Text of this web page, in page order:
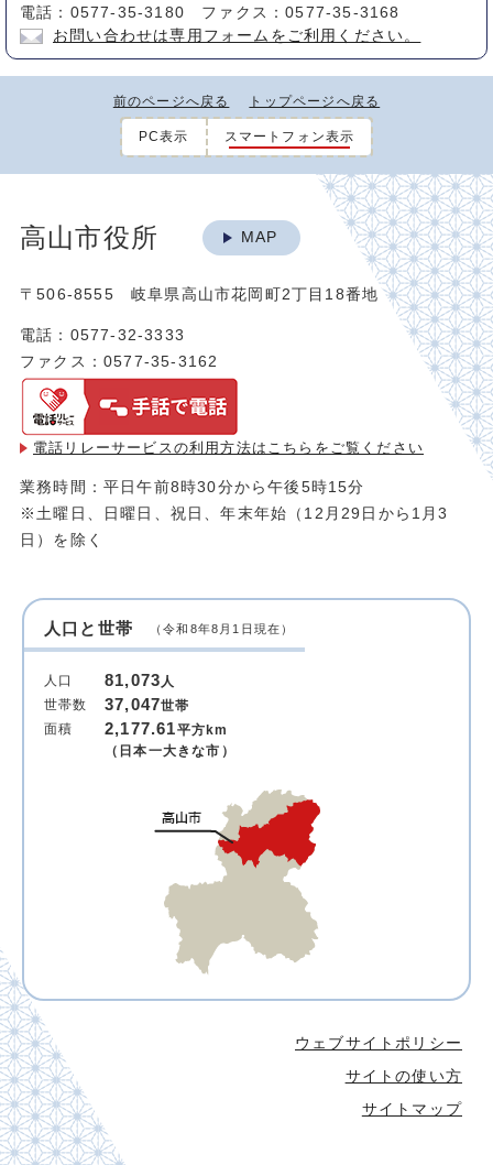
電話：0577-35-3180 ファクス：0577-35-3168
お問い合わせは専用フォームをご利用ください。
前のページへ戻る トップページへ戻る
PC表示 スマートフォン表示
高山市役所 MAP
〒506-8555 岐阜県高山市花岡町2丁目18番地
電話：0577-32-3333
ファクス：0577-35-3162
電話リレーサービスの利用方法は こちらをご覧ください
業務時間：平日午前8時30分から午後5時15分
※土曜日、日曜日、祝日、年末年始（12月29日から1月3
日）を除く
人口と世帯 （令和8年8月1日現在）
人口 81,073人
世帯数
37,047世帯
面積
2,177.61平方km
（日本一大きな市）
ウェブサイトポリシー
サイトの使い方
サイトマップ